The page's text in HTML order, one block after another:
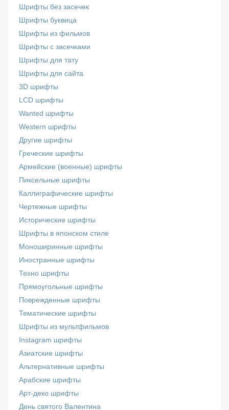
Шрифты без засечек
Шрифты буквица
Шрифты из фильмов
Шрифты с засечками
Шрифты для тату
Шрифты для сайта
3D шрифты
LCD шрифты
Wanted шрифты
Western шрифты
Другие шрифты
Греческие шрифты
Армейские (военные) шрифты
Пиксельные шрифты
Каллиграфические шрифты
Чертежные шрифты
Исторические шрифты
Шрифты в японском стиле
Моноширинные шрифты
Иностранные шрифты
Техно шрифты
Прямоугольные шрифты
Поврежденные шрифты
Тематические шрифты
Шрифты из мультфильмов
Instagram шрифты
Азиатские шрифты
Альтернативные шрифты
Арабские шрифты
Арт-деко шрифты
День святого Валентина